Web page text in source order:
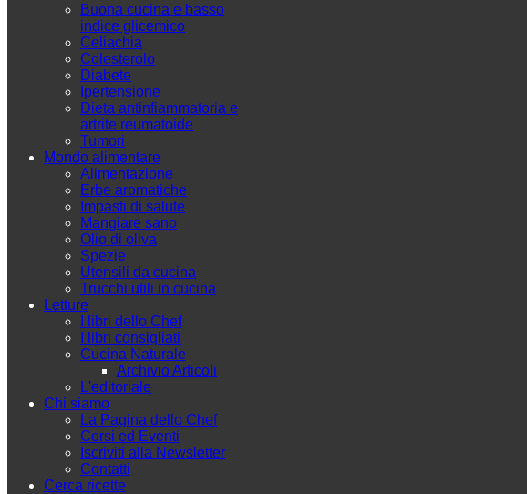
Buona cucina e basso
indice glicemico
Celiachia
Colesterolo
Diabete
Ipertensione
Dieta antinfiammatoria e
artrite reumatoide
Tumori
Mondo alimentare
Alimentazione
Erbe aromatiche
Impasti di salute
Mangiare sano
Olio di oliva
Spezie
Utensili da cucina
Trucchi utili in cucina
Letture
I libri dello Chef
I libri consigliati
Cucina Naturale
Archivio Articoli
L'editoriale
Chi siamo
La Pagina dello Chef
Corsi ed Eventi
Iscriviti alla Newsletter
Contatti
Cerca ricette